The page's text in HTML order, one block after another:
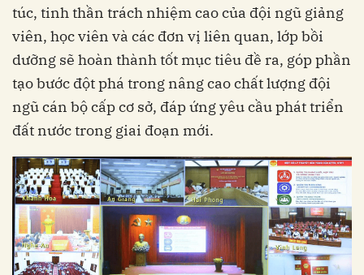
túc, tinh thần trách nhiệm cao của đội ngũ giảng
viên, học viên và các đơn vị liên quan, lớp bồi
dưỡng sẽ hoàn thành tốt mục tiêu đề ra, góp phần
tạo bước đột phá trong nâng cao chất lượng đội
ngũ cán bộ cấp cơ sở, đáp ứng yêu cầu phát triển
đất nước trong giai đoạn mới.